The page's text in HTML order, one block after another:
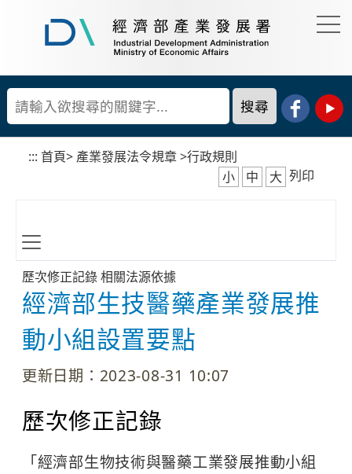
到
主
要
內
容
塊
濟
部
業
發
展
::: 首頁> 產業發展法令規章>行政規則
小
中 大 列印
歷次修正記錄相關法源依據
經濟部生技醫藥產業發展推
動小組設置要點
更新日期：2023-08-31 10:07
歷次修正記錄
「經濟部生物技術與醫藥工業發展推動小組